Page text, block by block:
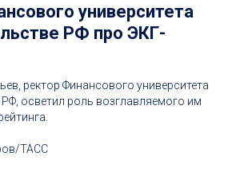
университета
РФ про ЭКГ-
ректор Финансового университета
осветил роль возглавляемого им
ТАСС